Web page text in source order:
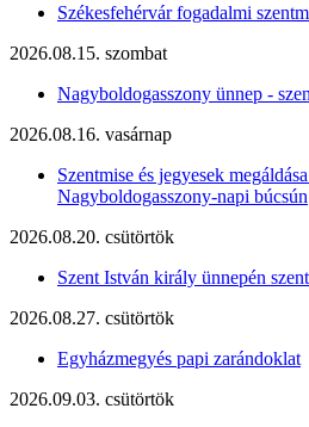
Székesfehérvár fogadalmi
2026.08.15. szombat
Nagyboldogasszony ünnep -
2026.08.16. vasárnap
Szentmise és jegyesek
Nagyboldogasszony-napi búcsún
2026.08.20. csütörtök
Szent István király ünnepén
2026.08.27. csütörtök
Egyházmegyés papi zarándoklat
2026.09.03. csütörtök